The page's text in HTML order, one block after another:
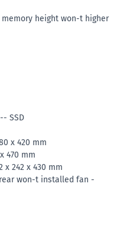
height won-t higher
SSD
x 420 mm
470 mm
x 242 x 430 mm
rear won-t installed fan -